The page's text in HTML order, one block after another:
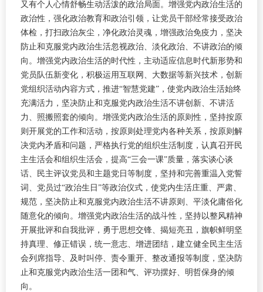
又有个人心情舒畅生动活泼的政治局面。增强党内政治生活的
政治性，强化政治教育和政治引领，让党员干部经常接受政治
体检，打扫政治灰尘，净化政治灵魂，增强政治免疫力，坚决
防止和克服党内政治生活忽视政治、淡化政治、不讲政治的倾
向。增强党内政治生活的时代性，主动适应信息时代新形势和
党员队伍新变化，积极运用互联网、大数据等新兴技术，创新
党组织活动内容方式，推进“智慧党建”，使党内政治生活始终
充满活力，坚决防止和克服党内政治生活不讲创新、不讲活
力、照搬照套的倾向。增强党内政治生活的原则性，坚持按原
则开展党的工作和活动，按原则处理党内各种关系，按原则解
决党内矛盾和问题，严格执行党的组织生活制度，认真召开民
主生活会和组织生活会，提高“三会一课”质量，落实谈心谈
话、民主评议党员和主题党日等制度，坚持和完善重温入党誓
词、党员过“政治生日”等政治仪式，使党内生活庄重、严肃、
规范，坚决防止和克服党内政治生活不讲原则、平淡化庸俗化
随意化的倾向。增强党内政治生活的战斗性，坚持以整风精神
开展批评和自我批评，勇于思想交锋、揭短亮丑，旗帜鲜明坚
持真理、修正错误，统一意志、增进团结，建立健全民主生活
会列席指导、及时叫停、责令重开、整改通报等制度，坚决防
止和克服党内政治生活一团和气、评功摆好、明哲保身的倾
向。